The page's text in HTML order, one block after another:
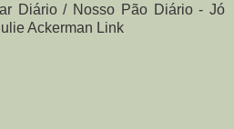
Diário / Nosso Pão Diário - Jó
Ackerman Link